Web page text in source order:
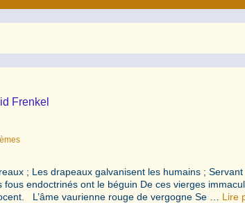
Frenkel
; Les drapeaux galvanisent les humains ;
endoctrinés ont le béguin De ces vierges
L’âme vaurienne rouge de vergogne Se … Lire